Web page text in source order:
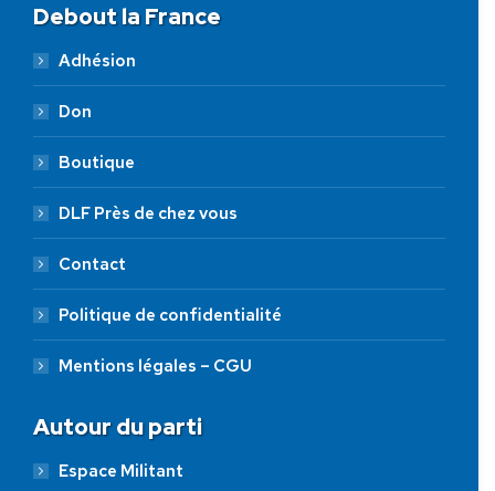
Debout la France
Adhésion
Don
Boutique
DLF Près de chez vous
Contact
Politique de confidentialité
Mentions légales – CGU
Autour du parti
Espace Militant